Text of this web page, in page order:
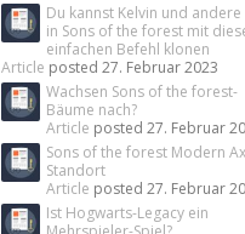
Du kannst Kelvin und andere
in Sons of the forest mit
einfachen Befehl klonen
Article posted27. Februar 2023
Wachsen Sons of the forest-
Bäume nach?
Article posted27. Februar
Sons of the forest Modern
Standort
Article posted27. Februar
Ist Hogwarts-Legacy ein